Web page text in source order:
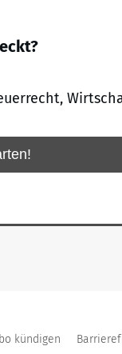
kündigen